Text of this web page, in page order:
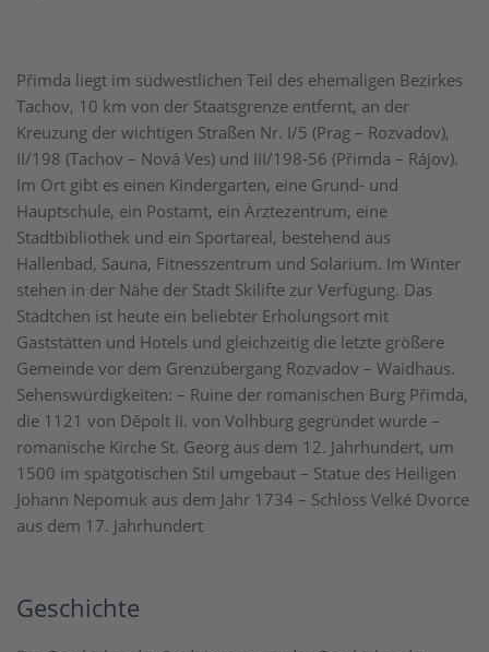
Přimda liegt im südwestlichen Teil des ehemaligen Bezirkes
Tachov, 10 km von der Staatsgrenze entfernt, an der
Kreuzung der wichtigen Straßen Nr. I/5 (Prag – Rozvadov),
II/198 (Tachov – Nová Ves) und III/198-56 (Přimda – Rájov).
Im Ort gibt es einen Kindergarten, eine Grund- und
Hauptschule, ein Postamt, ein Ärztezentrum, eine
Stadtbibliothek und ein Sportareal, bestehend aus
Hallenbad, Sauna, Fitnesszentrum und Solarium. Im Winter
stehen in der Nähe der Stadt Skilifte zur Verfügung. Das
Städtchen ist heute ein beliebter Erholungsort mit
Gaststätten und Hotels und gleichzeitig die letzte größere
Gemeinde vor dem Grenzübergang Rozvadov – Waidhaus.
Sehenswürdigkeiten: – Ruine der romanischen Burg Přimda,
die 1121 von Děpolt II. von Volhburg gegründet wurde –
romanische Kirche St. Georg aus dem 12. Jahrhundert, um
1500 im spätgotischen Stil umgebaut – Statue des Heiligen
Johann Nepomuk aus dem Jahr 1734 – Schloss Velké Dvorce
aus dem 17. Jahrhundert
Geschichte